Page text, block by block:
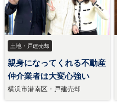
土地・戸建売却
親身になってくれる不動産
仲介業者は大変心強い
横浜市港南区・戸建売却